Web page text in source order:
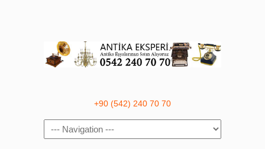
+90 (542) 240 70 70
Navigation